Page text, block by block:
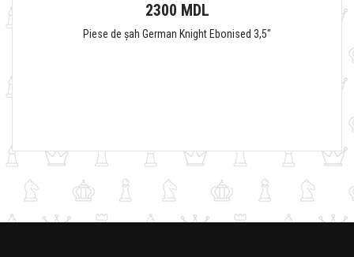
2300 MDL
Piese de șah German Knight Ebonised 3,5"